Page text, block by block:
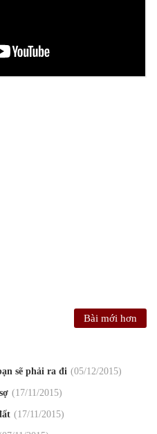
Bài mới hơn
sẽ phải ra đi 05/12/2015
17/11 /2015
17/11 /2015